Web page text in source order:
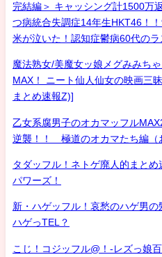
完結編＞ キャッシング計1500万
つ病統合失調症14年生HKT46！
米が泣いた！認知症鬱病60代の
魔法熟女/美魔女ッ娘メグみみち
MAX！ ニート仙人仙女の映画三
まとめ速報Z)]
乙女系腐男子のオカマッフル
逆襲！！ 極道のオカマたち編（
タダッフル！ネトゲ廃人的まと
パワーズ！
新・ハゲッフル！哀愁のハゲ男の
ハゲっTEL？
こじ！コジッフル@！-レズっ娘